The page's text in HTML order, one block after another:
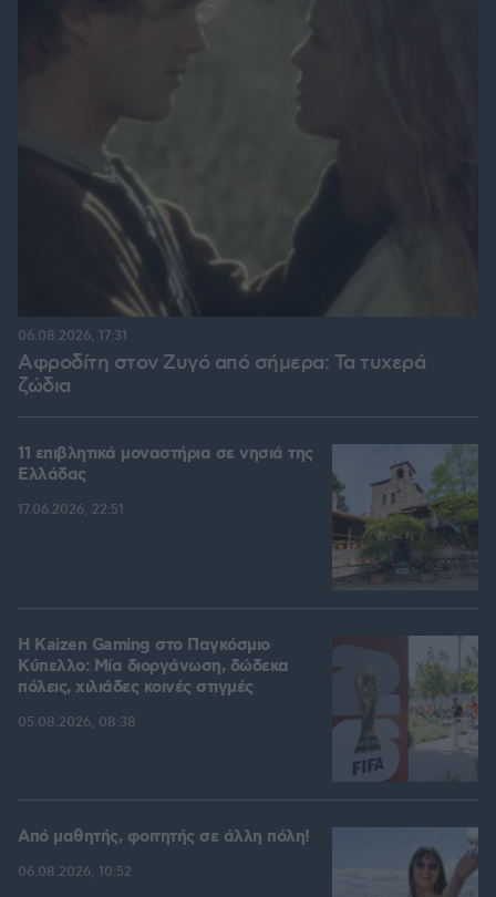
Αφροδίτη στον Ζυγό από σήμερα: Τα τυχερά
ζώδια
06.08.2026, 17:31
11 επιβλητικά μοναστήρια σε νησιά της
Ελλάδας
17.06.2026, 22:51
H Kaizen Gaming στο Παγκόσμιο
Kύπελλο: Μία διοργάνωση, δώδεκα
πόλεις, χιλιάδες κοινές στιγμές
05.08.2026, 08:38
Από μαθητής, φοιτητής σε άλλη πόλη!
06.08.2026, 10:52